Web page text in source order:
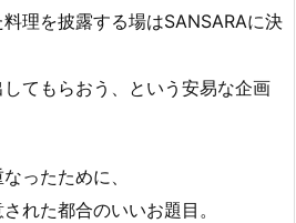
理を披露する場はSANSARAに決
てもらおう、という安易な企画
ったために、
れた都合のいいお題目。